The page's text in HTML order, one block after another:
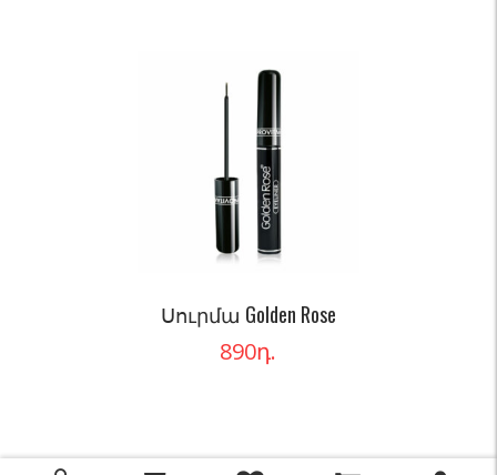
Սուրմա Golden Rose
890դ.